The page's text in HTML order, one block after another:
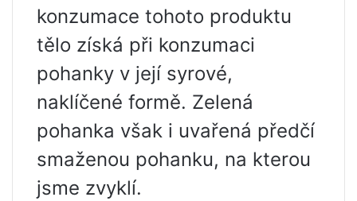
konzumace tohoto produktu
tělo získá při konzumaci
pohanky v její syrové,
naklíčené formě. Zelená
pohanka však i uvařená předčí
smaženou pohanku, na kterou
jsme zvyklí.